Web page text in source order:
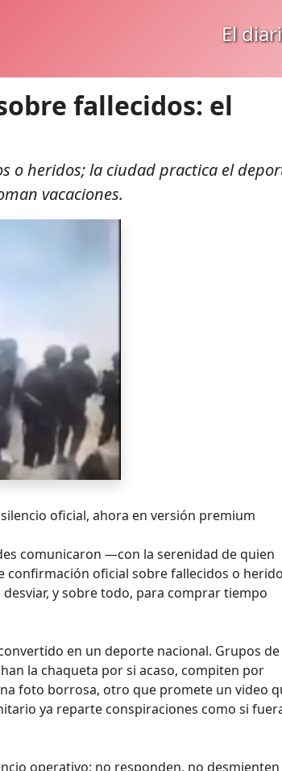
El
fallecidos: el
o heridos; la ciudad practica el
vacaciones.
silencio oficial, ahora en versión premium
comunicaron —con la serenidad de quien
oficial sobre fallecidos o
y sobre todo, para comprar tiempo
en un deporte nacional. Grupos de
la chaqueta por si acaso, compiten por
foto borrosa, otro que promete un video
ya reparte conspiraciones como si
operativo: no responden, no desmienten